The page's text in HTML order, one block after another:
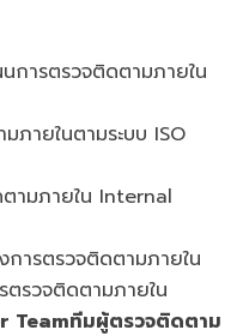
การตรวจติดตามภายใน
ภายในตามระบบ ISO
ามภายใน Internal
ารตรวจติดตามภายใน
ตรวจติดตามภายใน
ทีมผู้ตรวจติดตาม